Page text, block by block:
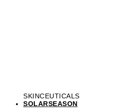
SKINCEUTICALS
SOLARSEASON